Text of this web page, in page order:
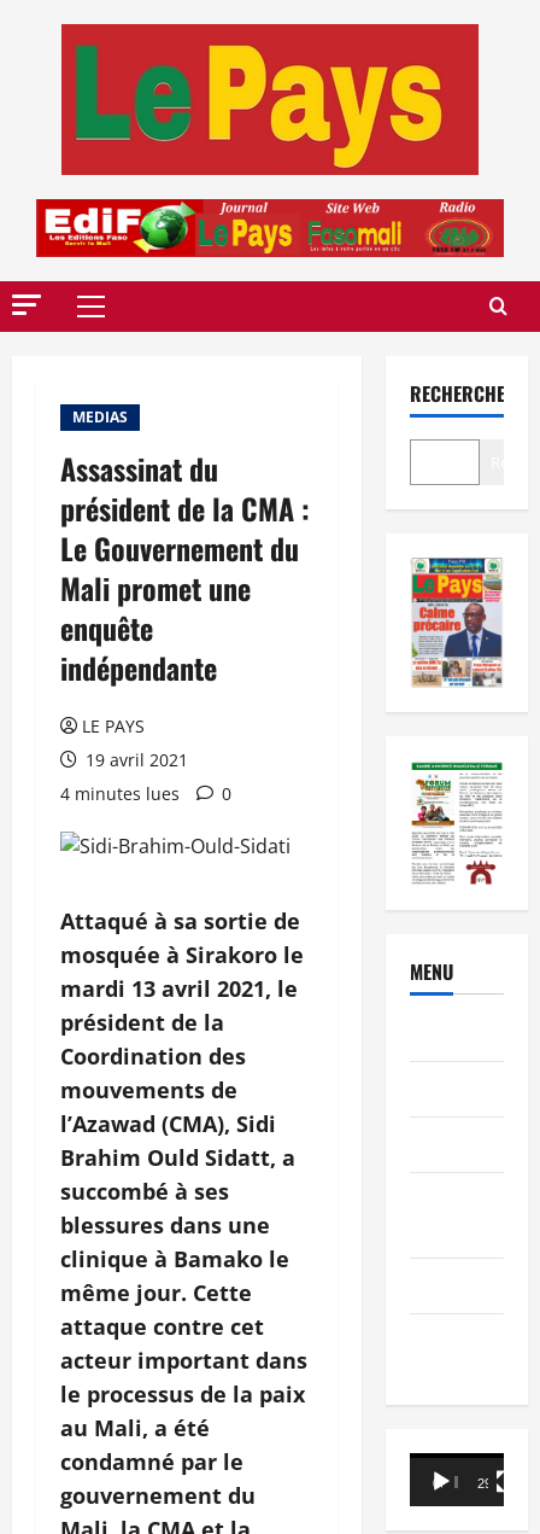
Menu
MEDIAS
Assassinat du
président de la CMA :
Le Gouvernement du
Mali promet une
enquête
indépendante
LE PAYS
19 avril 2021
4 minutes lues
0
Attaqué à sa sortie de
mosquée à Sirakoro le
mardi 13 avril 2021, le
président de la
Coordination des
mouvements de
l’Azawad (CMA), Sidi
Brahim Ould Sidatt, a
succombé à ses
blessures dans une
clinique à Bamako le
même jour. Cette
attaque contre cet
acteur important dans
le processus de la paix
au Mali, a été
condamné par le
gouvernement du
RECHERCHER
MENU
Lecteur
vidéo
00:00 29:21